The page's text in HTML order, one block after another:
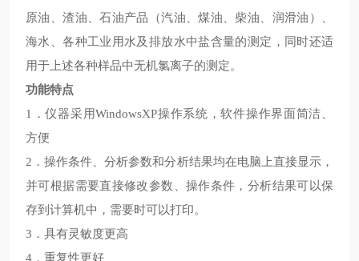
原油、渣油、石油产品（汽油、煤油、柴油、润滑油）、
海水、各种工业用水及排放水中盐含量的测定，同时还适
用于上述各种样品中无机氯离子的测定。
功能特点
1．仪器采用WindowsXP操作系统，软件操作界面简洁、
方便
2．操作条件、分析参数和分析结果均在电脑上直接显示，
并可根据需要直接修改参数、操作条件，分析结果可以保
存到计算机中，需要时可以打印。
3．具有灵敏度更高
4．重复性更好